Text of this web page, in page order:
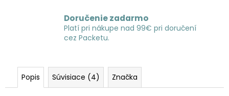
Doručenie zadarmo
Platí pri nákupe nad 99€ pri doručení
cez Packetu.
Popis Súvisiace (4) Značka